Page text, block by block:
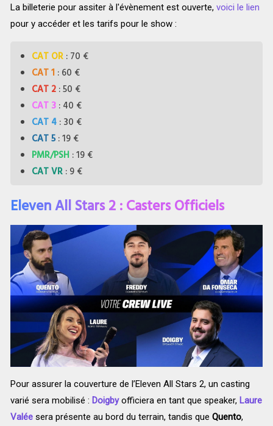
La billeterie pour assiter à l'évènement est ouverte, voici le lien
pour y accéder et les tarifs pour le show :
CAT OR: 70 €
CAT 1: 60 €
CAT 2: 50 €
CAT 3: 40 €
CAT 4: 30 €
CAT 5 : 19 €
PMR/PSH : 19 €
CAT VR: 9 €
Eleven All Stars 2 : Casters Officiels
Pour assurer la couverture de l’Eleven All Stars 2, un casting
varié sera mobilisé : Doigbyofficiera en tant que speaker, Laure
Valéesera présente au bord du terrain, tandis que Quento,